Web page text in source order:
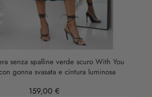
senza spalline verde scuro With You
gonna svasata e cintura luminosa
159,00 €